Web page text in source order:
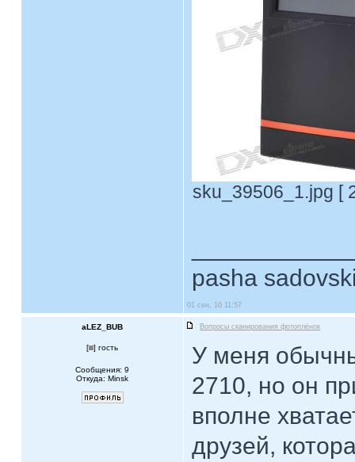
sku_39506_1.jpg [
pasha
01 сен, 10 11:57
aLEZ_BUB Вопросы сканирования фотоплёнок
[ ] гость
Сообщения: 9
Откуда: Minsk
У меня
2710, но он
вполне
друзей,